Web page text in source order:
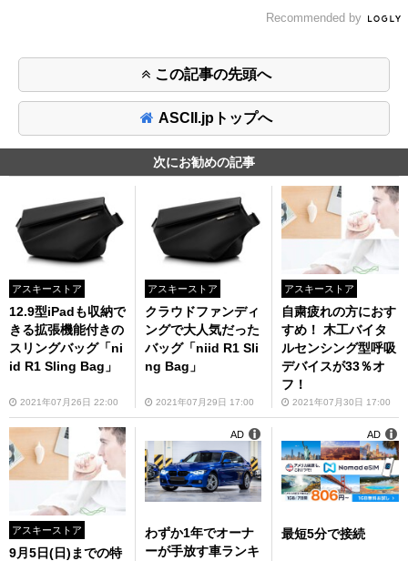
Recommended by
この記事の先頭へ
ASCII.jpトップへ
次にお勧めの記事
アスキーストア
12.9型iPadも収納で
きる拡張機能付きの
スリングバッグ「ni
id R1 Sling Bag」
2021年07月26日 22:00
アスキーストア
クラウドファンディ
ングで大人気だった
バッグ「niid R1 Sli
ng Bag」
2021年07月29日 17:00
アスキーストア
自粛疲れの方におす
すめ！ 木工バイタ
ルセンシング型呼吸
デバイスが33％オ
フ！
2021年07月30日 17:00
アスキーストア
9月5日(日)までの特
わずか1年でオーナ
ーが手放す車ランキ
AD
最短5分で接続
AD